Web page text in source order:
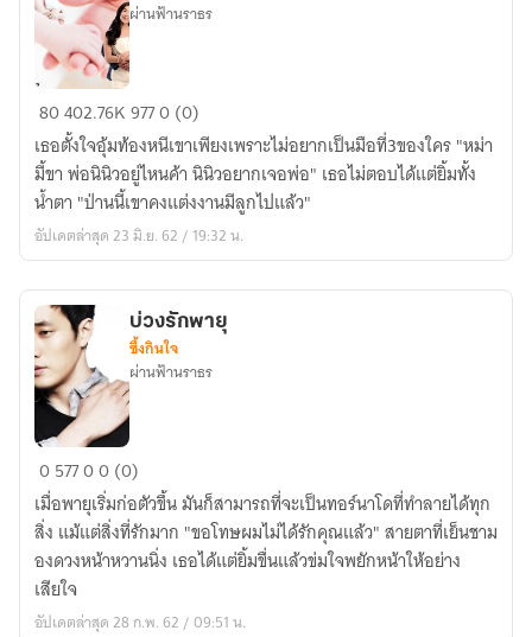
ส่ง
สายใย
แห่ง
รัก
(จบ
แล้ว)
รี
ไรท์
ใหม่
ผ่านฟ้านราธร
80402.76K9770 (0)
เธอตั้งใจอุ้มท้องหนีเขาเพียงเพราะไม่อยากเป็นมือที่3ของใคร "หม่า
มี้ขา พ่อนินิวอยู่ไหนค้า นินิวอยากเจอพ่อ" เธอไม่ตอบได้แต่ยิ้มทั้ง
น้ำตา "ป่านนี้เขาคงแต่งงานมีลูกไปแล้ว"
อัปเดตล่าสุด 23 มิ.ย. 62 / 19:32 น.
บ่วง
รัก
พายุ
บ่วงรักพายุ
ซึ้งกินใจ
ผ่านฟ้านราธร
057700 (0)
เมื่อพายุเริ่มก่อตัวขึ้น มันก็สามารถที่จะเป็นทอร์นาโดที่ทำลายได้ทุก
สิ่ง แม้แต่สิ่งที่รักมาก "ขอโทษผมไม่ได้รักคุณแล้ว" สายตาที่เย็นชาม
องดวงหน้าหวานนิ่ง เธอได้แต่ยิ้มขื่นแล้วข่มใจพยักหน้าให้อย่าง
เสียใจ
อัปเดตล่าสุด 28 ก.พ. 62 / 09:51 น.